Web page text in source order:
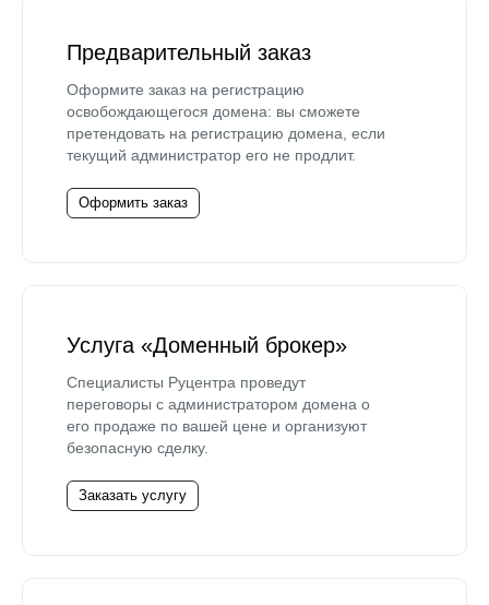
Предварительный заказ
Оформите заказ на регистрацию
освобождающегося домена: вы сможете
претендовать на регистрацию домена, если
текущий администратор его не продлит.
Оформить заказ
Услуга «Доменный брокер»
Специалисты Руцентра проведут
переговоры с администратором домена о
его продаже по вашей цене и организуют
безопасную сделку.
Заказать услугу